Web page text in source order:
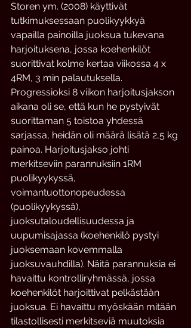
Storen ym. (2008) käyttivät
tutkimuksessaan puolikyykkyä
vapailla painoilla juoksua tukevana
harjoituksena, jossa koehenkilöt
suorittivat kolme kertaa viikossa 4 x
4RM, 3 min palautuksella.
Progressioksi 8 viikon harjoitusjakson
aikana oli se, että kun he pystyivät
suorittaman 5 toistoa yhdessä
sarjassa, heidän oli määrä lisätä 2,5 kg
painoa. Harjoitusjakso johti
merkitseviin parannuksiin 1RM
puolikyykyssä,
voimantuottonopeudessa
(puolikyykyssä),
juoksutaloudellisuudessa ja
uupumisajassa (koehenkilö pystyi
juoksemaan kovemmalla
juoksuvauhdilla). Näitä parannuksia ei
havaittu kontrolliryhmässä, jossa
koehenkilöt harjoittivat pelkästään
juoksua. Ei havaittu myöskään mitään
tilastollisesti merkitseviä muutoksia